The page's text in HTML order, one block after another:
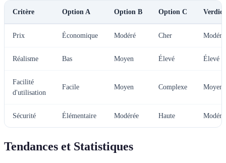
Critère Option A Option B Option C Verdict
Prix Économique Modéré Cher Modéré
Réalisme Bas Moyen Élevé Élevé
Facilité
d'utilisation
Facile Moyen Complexe Moyen
Sécurité Élémentaire Modérée Haute
Tendances et Statistiques